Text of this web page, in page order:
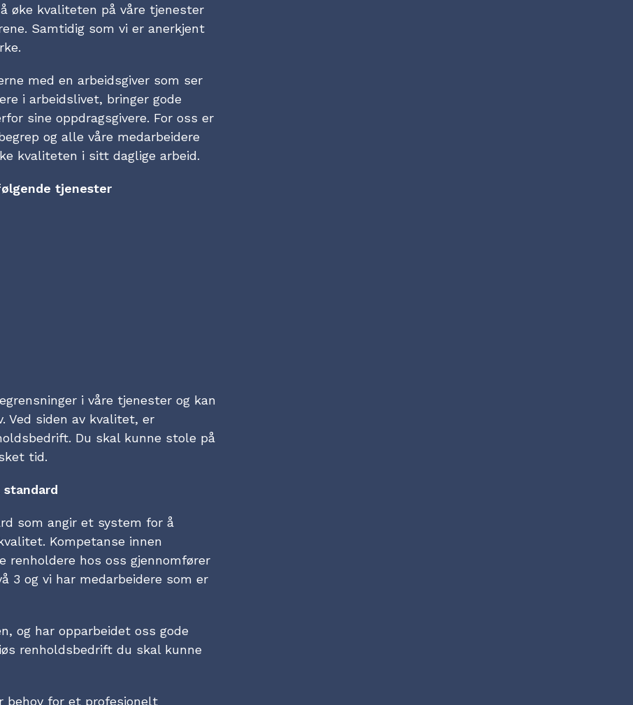
øke kvaliteten på våre tjenester
Samtidig som vi er anerkjent
med en arbeidsgiver som ser
i arbeidslivet, bringer gode
sine oppdragsgivere. For oss er
og alle våre medarbeidere
kvaliteten i sitt daglige arbeid.
tjenester
i våre tjenester og kan
Ved siden av kvalitet, er
Du skal kunne stole på
tid.
som angir et system for å
Kompetanse innen
renholdere hos oss gjennomfører
3 og vi har medarbeidere som er
og har opparbeidet oss gode
renholdsbedrift du skal kunne
behov for et profesjonelt